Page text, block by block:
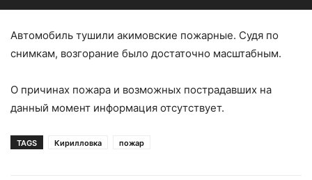
Автомобиль тушили акимовские пожарные. Судя по
снимкам, возгорание было достаточно масштабным.
О причинах пожара и возможных пострадавших на
данный момент информация отсутствует.
TAGS Кирилловка пожар